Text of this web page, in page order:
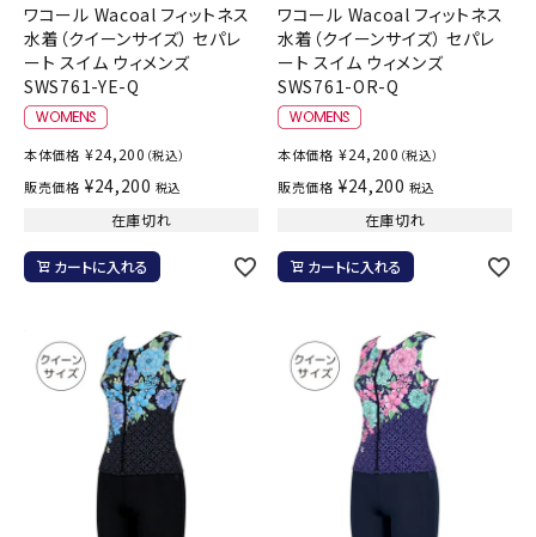
ワコール Wacoal フィットネス
水着（クイーンサイズ） セパレ
ート スイム ウィメンズ
SWS761-YE-Q
本体価格 ¥24,200 （税込）
販売価格 ¥24,200 税込
在庫切れ
カートに入れる
ワコール Wacoal フィットネス
水着（クイーンサイズ） セパレ
ート スイム ウィメンズ
SWS761-OR-Q
本体価格 ¥24,200 （税込）
販売価格 ¥24,200 税込
在庫切れ
カートに入れる